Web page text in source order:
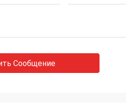
Сообщение